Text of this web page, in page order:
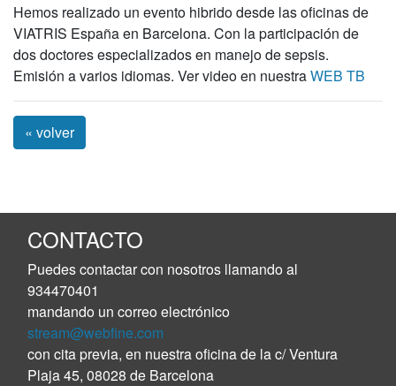
Hemos realizado un evento hibrido desde las oficinas de
VIATRIS España en Barcelona. Con la participación de
dos doctores especializados en manejo de sepsis.
Emisión a varios idiomas. Ver video en nuestraWEB TB
« volver
CONTACTO
Puedes contactar con nosotros llamando al
934470401
mandando un correo electrónico
stream@webfine.com
con cita previa, en nuestra oficina de la c/ Ventura
Plaja 45, 08028 de Barcelona